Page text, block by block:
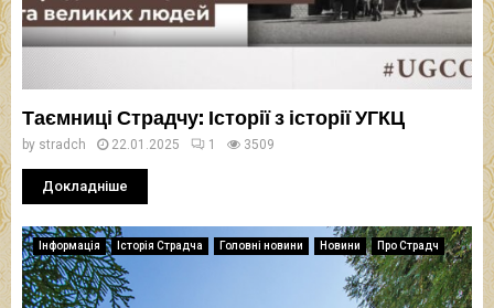
Таємниці Страдчу: Історії з історії УГКЦ
by stradch 22.01.2025 1 3509
Докладніше
Інформація Історія Страдча Головні новини Новини Про Страдч